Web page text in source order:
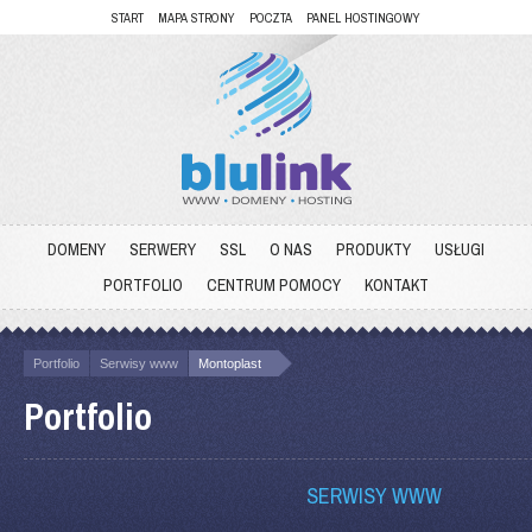
START MAPA STRONY POCZTA PANEL HOSTINGOWY
DOMENY SERWERY SSL O NAS PRODUKTY
USŁUGI
PORTFOLIO
CENTRUM POMOCY KONTAKT
Portfolio Serwisy www Montoplast
Portfolio
SERWISY WWW